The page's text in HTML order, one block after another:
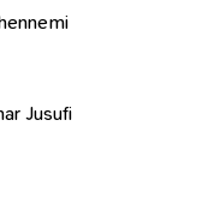
Jusufi